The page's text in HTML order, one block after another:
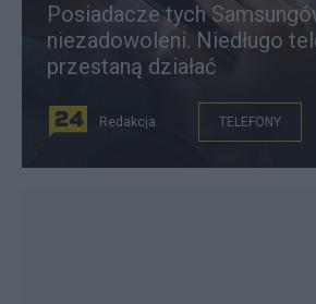
Posiadacze tych
niezadowoleni. Niedługo
przestaną działać
Redakcja TELEFONY